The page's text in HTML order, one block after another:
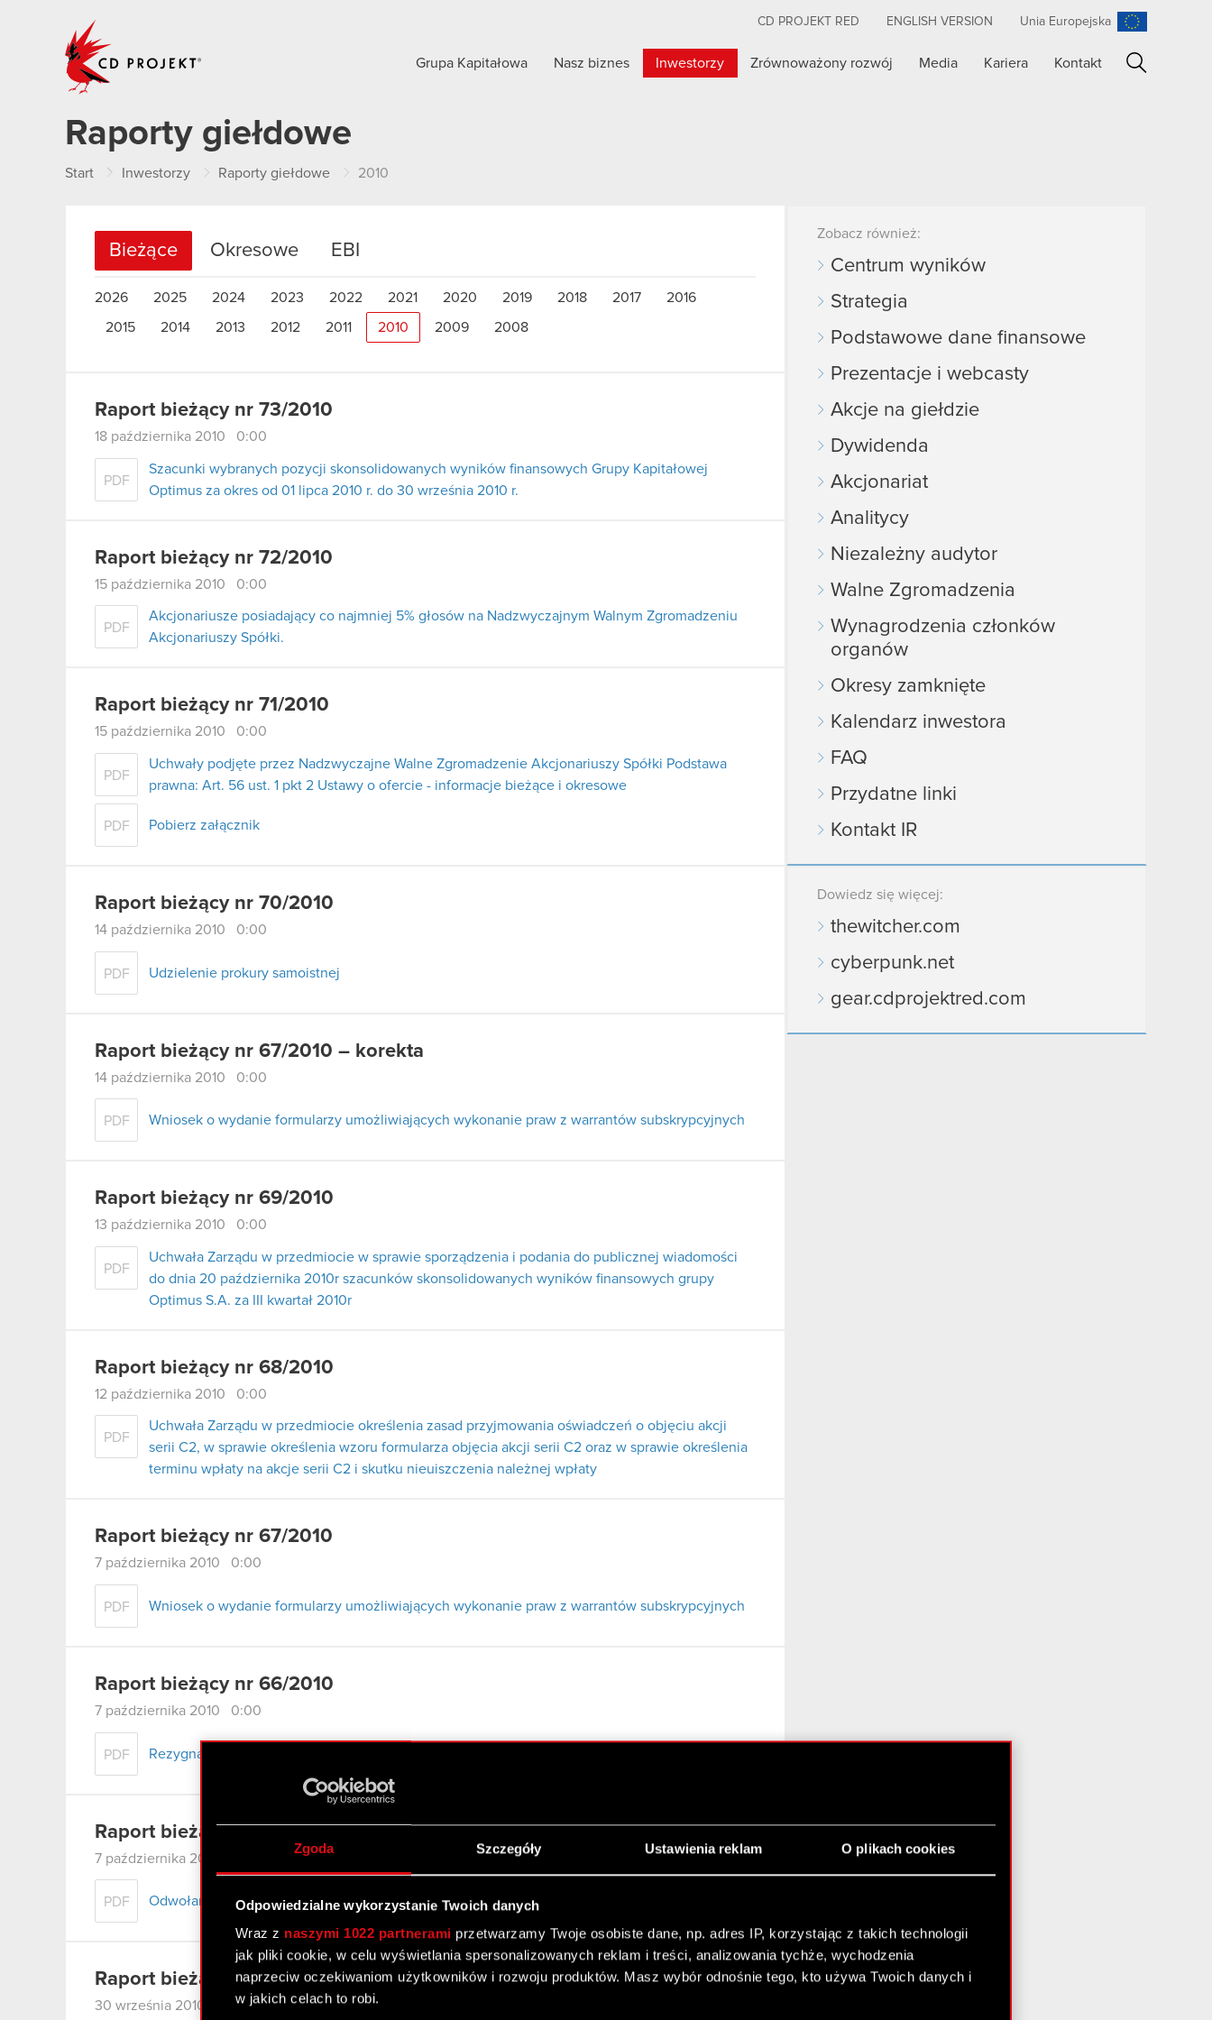
Zgoda Szczegóły Ustawienia reklam O plikach cookies
Odpowiedzialne wykorzystanie Twoich danych
Wraz z naszymi 1022 partnerami przetwarzamy Twoje osobiste dane, np. adres IP, korzystając z takich technologii
jak pliki cookie, w celu wyświetlania spersonalizowanych reklam i treści, analizowania tychże, wychodzenia
naprzeciw oczekiwaniom użytkowników i rozwoju produktów. Masz wybór odnośnie tego, kto używa Twoich danych i
w jakich celach to robi.
CD PROJEKT RED ENGLISH VERSION Unia Europejska
Grupa Kapitałowa Nasz biznes Inwestorzy Zrównoważony rozwój Media Kariera Kontakt
Raporty giełdowe
Start Inwestorzy Raporty giełdowe 2010
Bieżące Okresowe EBI
2026 2025 2024 2023 2022 2021 2020 2019 2018 2017 2016
2015 2014 2013 2012 2011 2010 2009 2008
Raport bieżący nr 73/2010
18 października 2010 0:00
PDF
Szacunki wybranych pozycji skonsolidowanych wyników finansowych Grupy Kapitałowej
Optimus za okres od 01 lipca 2010 r. do 30 września 2010 r.
Raport bieżący nr 72/2010
15 października 2010 0:00
PDF
Akcjonariusze posiadający co najmniej 5% głosów na Nadzwyczajnym Walnym Zgromadzeniu
Akcjonariuszy Spółki.
Raport bieżący nr 71/2010
15 października 2010 0:00
PDF
Uchwały podjęte przez Nadzwyczajne Walne Zgromadzenie Akcjonariuszy Spółki Podstawa
prawna: Art. 56 ust. 1 pkt 2 Ustawy o ofercie - informacje bieżące i okresowe
PDF Pobierz załącznik
Raport bieżący nr 70/2010
14 października 2010 0:00
PDF Udzielenie prokury samoistnej
Raport bieżący nr 67/2010 – korekta
14 października 2010 0:00
PDF Wniosek o wydanie formularzy umożliwiających wykonanie praw z warrantów subskrypcyjnych
Raport bieżący nr 69/2010
13 października 2010 0:00
PDF
Uchwała Zarządu w przedmiocie w sprawie sporządzenia i podania do publicznej wiadomości
do dnia 20 października 2010r szacunków skonsolidowanych wyników finansowych grupy
Optimus S.A. za III kwartał 2010r
Raport bieżący nr 68/2010
12 października 2010 0:00
PDF
Uchwała Zarządu w przedmiocie określenia zasad przyjmowania oświadczeń o objęciu akcji
serii C2, w sprawie określenia wzoru formularza objęcia akcji serii C2 oraz w sprawie określenia
terminu wpłaty na akcje serii C2 i skutku nieuiszczenia należnej wpłaty
Raport bieżący nr 67/2010
7 października 2010 0:00
PDF Wniosek o wydanie formularzy umożliwiających wykonanie praw z warrantów subskrypcyjnych
Raport bieżący nr 66/2010
7 października 2010 0:00
PDF Rezygnacja osoby zarządzającej
Raport bieżący nr 65/2010
7 października 2010 0:00
PDF Odwołanie prokury samoistnej
Raport bieżący nr 64/2010
30 września 2010 0:00
Zobacz również:
Centrum wyników
Strategia
Podstawowe dane finansowe
Prezentacje i webcasty
Akcje na giełdzie
Dywidenda
Akcjonariat
Analitycy
Niezależny audytor
Walne Zgromadzenia
Wynagrodzenia członków
organów
Okresy zamknięte
Kalendarz inwestora
FAQ
Przydatne linki
Kontakt IR
Dowiedz się więcej:
thewitcher.com
cyberpunk.net
gear.cdprojektred.com